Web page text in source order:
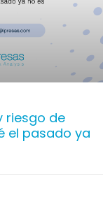
riesgo de
el pasado ya